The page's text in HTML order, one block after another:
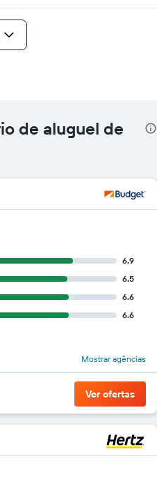
de aluguel de
6.9
6.5
6.6
6.6
Mostrar agências
Ver ofertas